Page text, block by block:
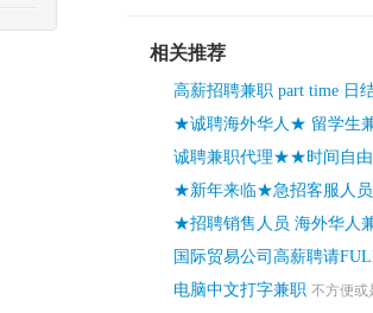
相关推荐
高薪招聘兼职 part time 日
★诚聘海外华人★ 留学生
诚聘兼职代理★★时间自
★新年来临★急招客服人
★招聘销售人员 海外华人
国际贸易公司高薪聘请
电脑中文打字兼职 不方便或